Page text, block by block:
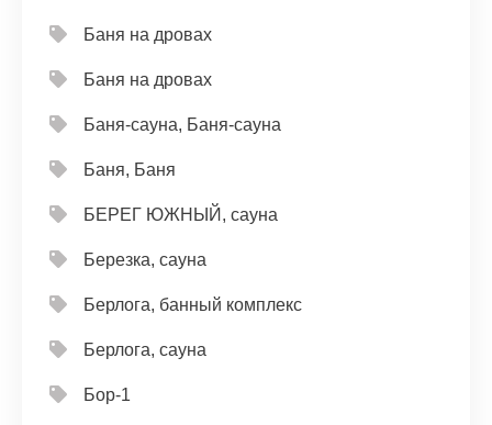
Баня на дровах
Баня на дровах
Баня-сауна, Баня-сауна
Баня, Баня
БЕРЕГ ЮЖНЫЙ, сауна
Березка, сауна
Берлога, банный комплекс
Берлога, сауна
Бор-1